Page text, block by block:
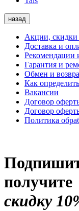
назад
Акции, скидки
Доставка и
Рекомендации
Гарантия и
Обмен и
Как
Вакансии
Договор
Договор
Политика
получите
скидку